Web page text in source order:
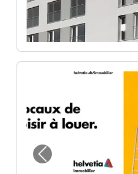
Image